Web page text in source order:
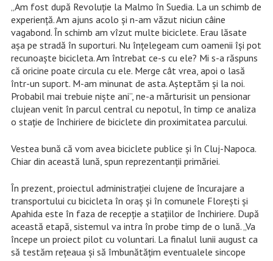
„Am fost după Revoluție la Malmo în Suedia. La un schimb de
experiență. Am ajuns acolo și n-am văzut niciun câine
vagabond. În schimb am vîzut multe biciclete. Erau lăsate
așa pe stradă în suporturi. Nu înțelegeam cum oamenii își pot
recunoaște bicicleta. Am întrebat ce-s cu ele? Mi s-a răspuns
că oricine poate circula cu ele. Merge cât vrea, apoi o lasă
într-un suport. M-am minunat de asta. Așteptăm și la noi.
Probabil mai trebuie niște ani”, ne-a mărturisit un pensionar
clujean venit în parcul central cu nepotul, în timp ce analiza
o stație de închiriere de biciclete din proximitatea parcului.
Vestea bună că vom avea biciclete publice și în Cluj-Napoca.
Chiar din această lună, spun reprezentanții primăriei.
În prezent, proiectul administraţiei clujene de încurajare a
transportului cu bicicleta în oraş şi în comunele Floreşti şi
Apahida este în faza de recepție a stațiilor de închiriere. După
această etapă, sistemul va intra în probe timp de o lună. „Va
începe un proiect pilot cu voluntari. La finalul lunii august ca
să testăm rețeaua și să îmbunătățim eventualele sincope